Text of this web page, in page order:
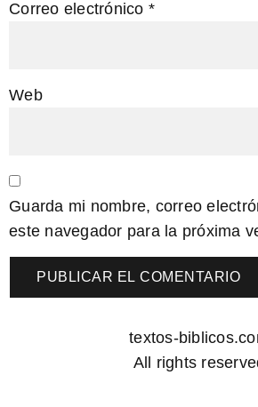
Correo electrónico *
Web
Guarda mi nombre, correo
este navegador para la próxima
textos-
All rights